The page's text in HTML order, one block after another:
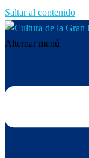
Saltar al contenido
Alternar menú